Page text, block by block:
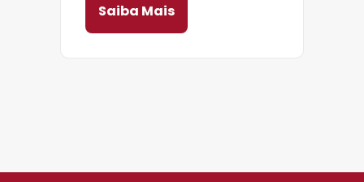
Saiba Mais